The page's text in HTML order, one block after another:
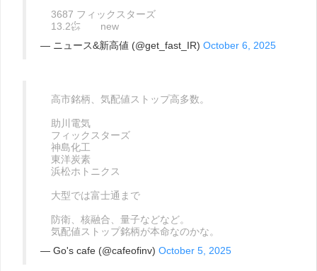
3687 フィックスターズ
13.2㌫ new
— ニュース&新高値 (@get_fast_IR) October 6, 2025
高市銘柄、気配値ストップ高多数。
助川電気
フィックスターズ
神島化工
東洋炭素
浜松ホトニクス
大型では富士通まで
防衛、核融合、量子などなど。
気配値ストップ銘柄が本命なのかな。
— Go's cafe (@cafeofinv) October 5, 2025